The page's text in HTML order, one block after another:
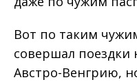
Вот по таким
совершал
Австро-Венгрию,